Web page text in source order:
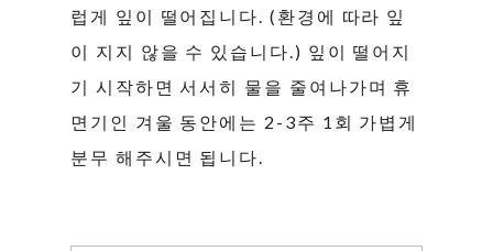
럽게 잎이 떨어집니다. (환경에 따라 잎
이 지지 않을 수 있습니다.) 잎이 떨어지
기 시작하면 서서히 물을 줄여나가며 휴
면기인 겨울 동안에는 2-3주 1회 가볍게
분무 해주시면 됩니다.